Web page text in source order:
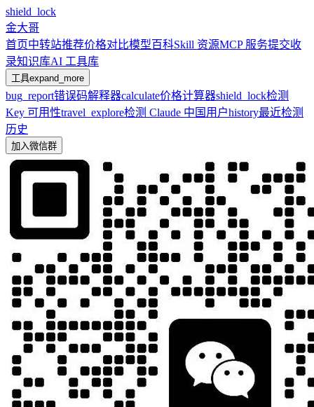
shield_lock
金大哥
首页中转站推荐价格对比模型百科Skill 资源MCP 服务提交收
录知识库AI 工具库
工具expand_more
bug_report错误码解释器calculate价格计算器shield_lock检测
Key 可用性travel_explore检测 Claude 中国用户history最近检测
历史
加入微信群